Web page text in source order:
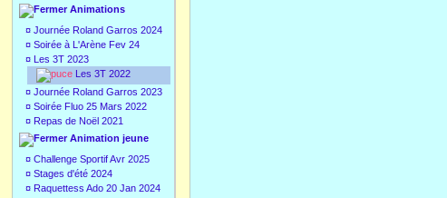
Animations
¤ Journée Roland Garros 2024
¤ Soirée à L'Arène Fev 24
¤ Les 3T 2023
Les 3T 2022
¤ Journée Roland Garros 2023
¤ Soirée Fluo 25 Mars 2022
¤ Repas de Noël 2021
Animation jeune
¤ Challenge Sportif Avr 2025
¤ Stages d'été 2024
¤ Raquettess Ado 20 Jan 2024